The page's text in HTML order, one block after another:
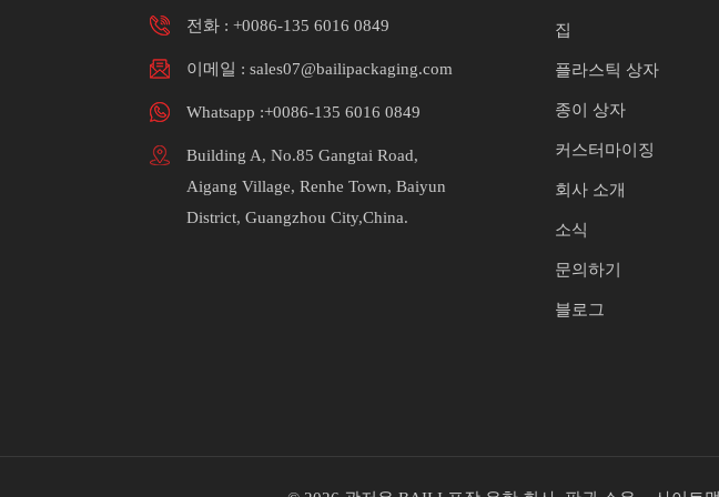
전화 : +0086-135 6016 0849
이메일 : sales07@bailipackaging.com
Whatsapp :+0086-135 6016 0849
Building A, No.85 Gangtai Road,
Aigang Village, Renhe Town, Baiyun
District, Guangzhou City,China.
집
플라스틱 상자
종이 상자
커스터마이징
회사 소개
소식
문의하기
블로그